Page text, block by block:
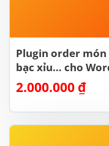
Plugin order món
bạc xỉu… cho
2.000.000 ₫